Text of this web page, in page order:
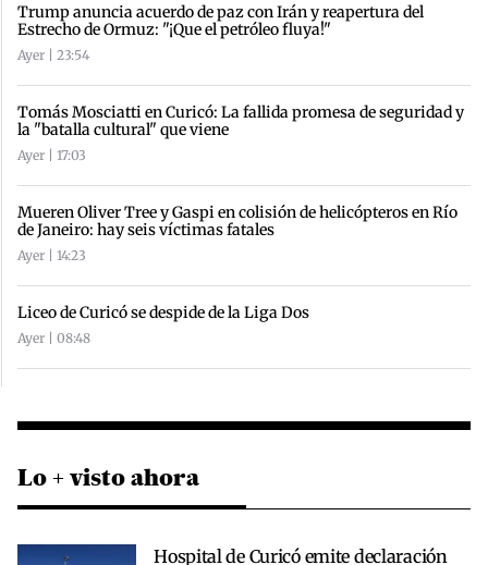
Trump anuncia acuerdo de paz con Irán y reapertura del
Estrecho de Ormuz: "¡Que el petróleo fluya!"
Ayer | 23:54
Tomás Mosciatti en Curicó: La fallida promesa de seguridad y
la "batalla cultural" que viene
Ayer | 17:03
Mueren Oliver Tree y Gaspi en colisión de helicópteros en Río
de Janeiro: hay seis víctimas fatales
Ayer | 14:23
Liceo de Curicó se despide de la Liga Dos
Ayer | 08:48
Lo + visto ahora
Hospital de Curicó emite declaración